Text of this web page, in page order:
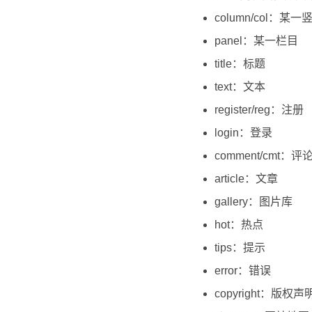
column/col：某一
panel：某一栏目
title：标题
text：文本
register/reg：注册
login：登录
comment/cmt：评
article：文章
gallery：图片库
hot：热点
tips：提示
error：错误
copyright：版权声